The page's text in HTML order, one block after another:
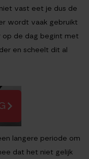
vast eet je dus de
wordt vaak gebruikt
op de dag begint met
en scheelt dit al
langere periode om
dat het niet gelijk